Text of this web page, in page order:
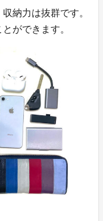
納力は抜群です。
ができます。